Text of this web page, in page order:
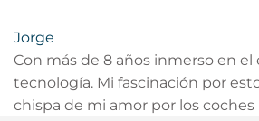
Jorge
Con más de 8 años inmerso en
tecnología. Mi fascinación por
chispa de mi amor por los coches